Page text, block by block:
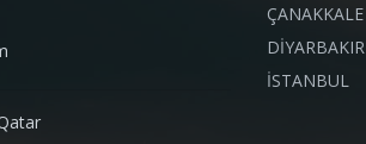
ÇANAKKALE
DİYARBAKIR
İSTANBUL